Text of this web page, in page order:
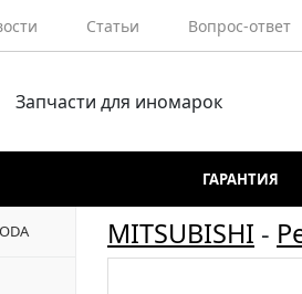
Статьи Вопрос-ответ
Запчасти для иномарок
ГАРАНТИЯ
MITSUBISHI -